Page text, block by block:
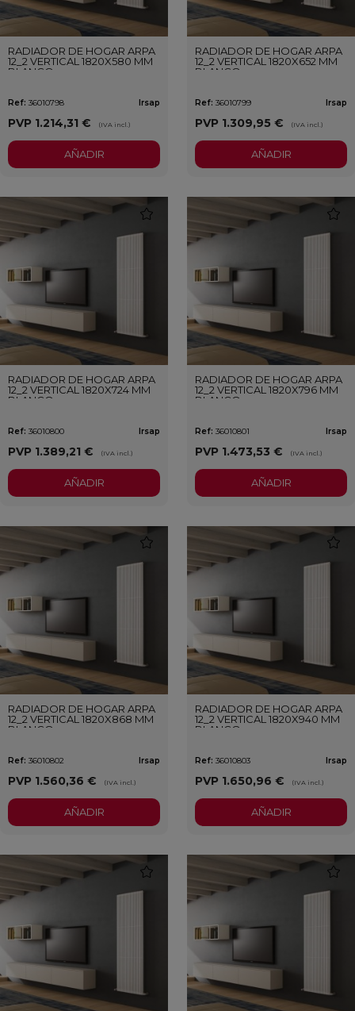
RADIADOR DE HOGAR ARPA
12_2 VERTICAL 1820X580 MM
BLANCO
Ref: 36010798 Irsap
PVP 1.214,31 € (IVA incl.)
AÑADIR
RADIADOR DE HOGAR ARPA
12_2 VERTICAL 1820X652 MM
BLANCO
Ref: 36010799 Irsap
PVP 1.309,95 € (IVA incl.)
AÑADIR
RADIADOR DE HOGAR ARPA
12_2 VERTICAL 1820X724 MM
BLANCO
Ref: 36010800 Irsap
PVP 1.389,21 € (IVA incl.)
AÑADIR
RADIADOR DE HOGAR ARPA
12_2 VERTICAL 1820X796 MM
BLANCO
Ref: 36010801 Irsap
PVP 1.473,53 € (IVA incl.)
AÑADIR
RADIADOR DE HOGAR ARPA
12_2 VERTICAL 1820X868 MM
BLANCO
Ref: 36010802 Irsap
PVP 1.560,36 € (IVA incl.)
AÑADIR
RADIADOR DE HOGAR ARPA
12_2 VERTICAL 1820X940 MM
BLANCO
Ref: 36010803 Irsap
PVP 1.650,96 € (IVA incl.)
AÑADIR